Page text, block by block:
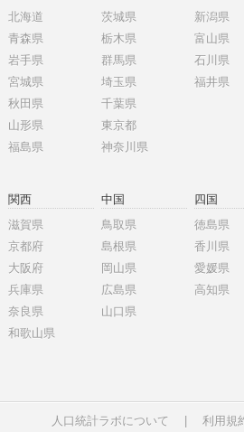
北海道
青森県
岩手県
宮城県
秋田県
山形県
福島県
茨城県
栃木県
群馬県
埼玉県
千葉県
東京都
神奈川県
新潟県
富山県
石川県
福井県
関西
滋賀県
京都府
大阪府
兵庫県
奈良県
和歌山県
中国
鳥取県
島根県
岡山県
広島県
山口県
四国
徳島県
香川県
愛媛県
高知県
人口統計ラボについて 利用規